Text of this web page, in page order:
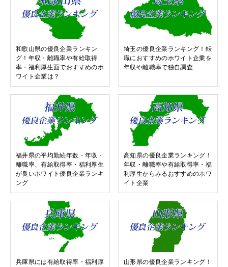
和歌山県の優良企業ランキン
グ！年収・離職率や有給取得
率・福利厚生面でおすすめのホ
ワイト企業は？
埼玉の優良企業ランキング！転
職におすすめのホワイト企業を
年収や離職率で独自調査
福井県の平均勤続年数・年収・
離職率、有給取得率・福利厚生
が良いホワイト優良企業ランキ
ング
高知県の優良企業ランキング！
年収・離職率や有給取得率・福
利厚生からみるおすすめのホワ
イト企業
兵庫県には有給取得率・福利厚
山形県の優良企業ランキング！